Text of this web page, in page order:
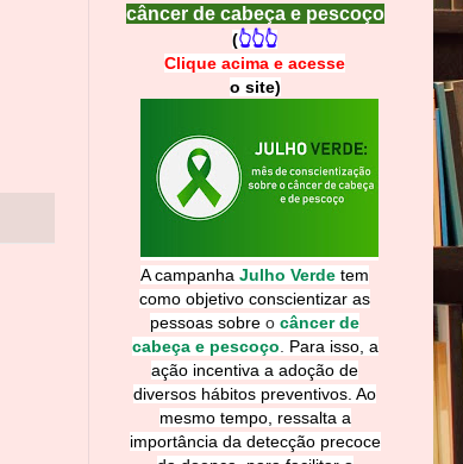
câncer de cabeça e pescoço
(👆👆👆
Clique acima e acesse
o site)
A campanha Julho Verde tem
como objetivo conscientizar as
pessoas sobre o câncer de
cabeça e pescoço
Para isso, a
ação incentiva a adoção de
diversos hábitos preventivos. Ao
mesmo tempo, ressalta a
importância da detecção precoce